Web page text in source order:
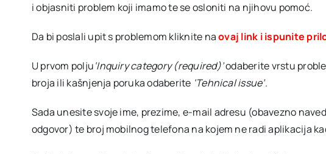
i objasniti problem koji imamo te se osloniti na njihovu pomoć.
Da bi poslali upit s problemom kliknite naovaj link i ispunite
U prvom polju‘Inquiry category (required)’odaberite vrstu
broja ili kašnjenja poruka odaberite ‘Tehnical issue’.
Sada unesite svoje ime, prezime, e-mail adresu (obavezno
odgovor) te broj mobilnog telefona na kojem ne radi aplikacija